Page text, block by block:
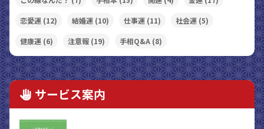
恋愛運 (12) 結婚運 (10) 仕事運 (11) 社会運 (5)
健康運 (6) 注意報 (19) 手相Q&A (8)
サービス案内